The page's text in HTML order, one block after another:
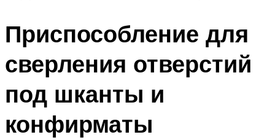
Приспособление для
сверления отверстий
под шканты и
конфирматы